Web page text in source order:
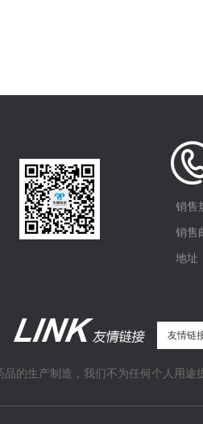
销售
销售
地址
的生产制造，我们不为任何个人用途